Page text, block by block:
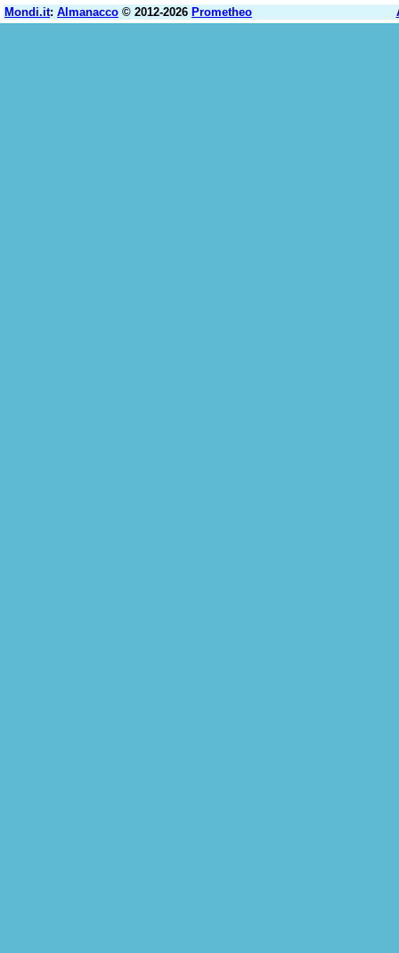
Mondi.it: Almanacco © 2012-2026 Prometheo